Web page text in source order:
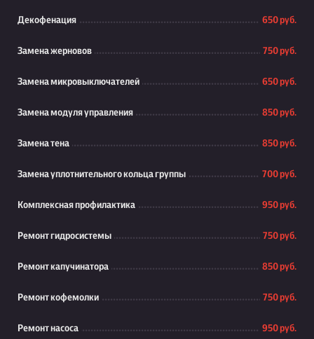
Декофенация 650 руб.
Замена жерновов 750 руб.
Замена микровыключателей 650 руб.
Замена модуля управления 850 руб.
Замена тена 850 руб.
Замена уплотнительного кольца группы 700 руб.
Комплексная профилактика 950 руб.
Ремонт гидросистемы 750 руб.
Ремонт капучинатора 850 руб.
Ремонт кофемолки 750 руб.
Ремонт насоса 950 руб.